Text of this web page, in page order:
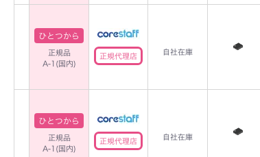
ひとつから
正規品
A-1(国内)
正規代理店 自社在庫
ひとつから
正規品
A-1(国内)
正規代理店 自社在庫